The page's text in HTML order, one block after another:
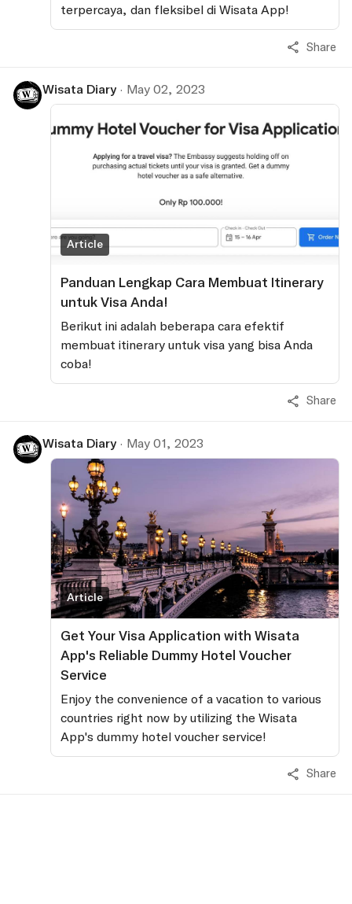
terpercaya, dan fleksibel di Wisata App!
Share
Wisata Diary · May 02, 2023
Article
Panduan Lengkap Cara Membuat Itinerary
untuk Visa Anda!
Berikut ini adalah beberapa cara efektif
membuat itinerary untuk visa yang bisa Anda
coba!
Share
Wisata Diary · May 01, 2023
Article
Get Your Visa Application with Wisata
App's Reliable Dummy Hotel Voucher
Service
Enjoy the convenience of a vacation to various
countries right now by utilizing the Wisata
App's dummy hotel voucher service!
Share